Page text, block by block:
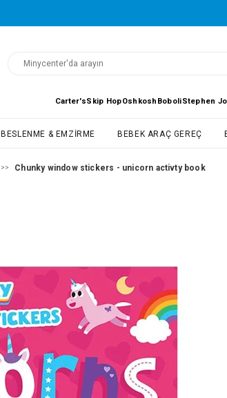
Carter'sSkip HopOshkosh BoboliStephen
BESLENME & EMZIRME BEBEK ARAÇ GEREÇ
>> Chunky window stickers - unicorn activty book